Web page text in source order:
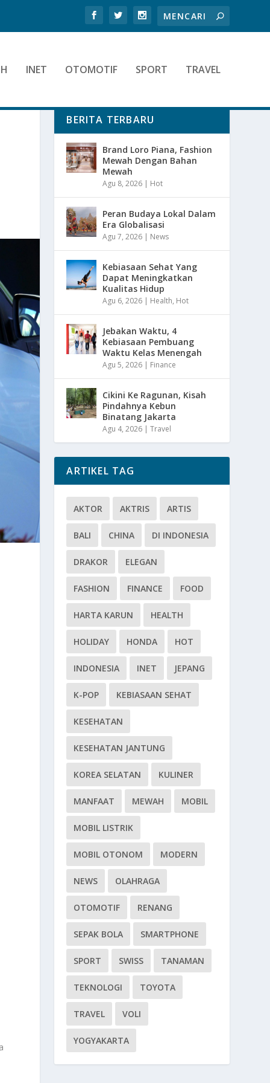
INET OTOMOTIF SPORT TRAVEL
BERITA TERBARU
Brand Loro Piana, Fashion
Mewah Dengan Bahan
Mewah
Agu 8, 2026 | Hot
Peran Budaya Lokal Dalam
Era Globalisasi
Agu 7, 2026 | News
Kebiasaan Sehat Yang
Dapat Meningkatkan
Kualitas Hidup
Agu 6, 2026 | Health, Hot
Jebakan Waktu, 4
Kebiasaan Pembuang
Waktu Kelas Menengah
Agu 5, 2026 | Finance
Cikini Ke Ragunan, Kisah
Pindahnya Kebun
Binatang Jakarta
Agu 4, 2026 |Travel
ARTIKEL TAG
AKTOR AKTRIS ARTIS
BALI CHINA DI INDONESIA
DRAKOR ELEGAN
FASHION FINANCE FOOD
HARTA KARUN HEALTH
HOLIDAY HONDA HOT
INDONESIA INET JEPANG
K-POP KEBIASAAN SEHAT
KESEHATAN
KESEHATAN JANTUNG
KOREA SELATAN KULINER
MANFAAT MEWAH MOBIL
MOBIL LISTRIK
MOBIL OTONOM MODERN
NEWS OLAHRAGA
OTOMOTIF RENANG
SEPAK BOLA SMARTPHONE
SPORT SWISS TANAMAN
TEKNOLOGI TOYOTA
TRAVEL VOLI
YOGYAKARTA